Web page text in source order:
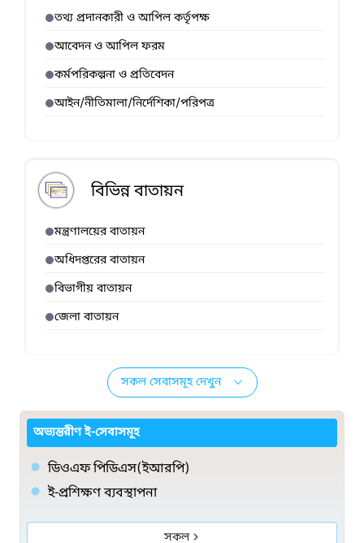
তথ্য প্রদানকারী ও আপিল কর্তৃপক্ষ
আবেদন ও আপিল ফরম
কর্মপরিকল্পনা ও প্রতিবেদন
আইন/নীতিমালা/নির্দেশিকা/পরিপত্র
বিভিন্ন বাতায়ন
মন্ত্রণালয়ের বাতায়ন
অধিদপ্তরের বাতায়ন
বিভাগীয় বাতায়ন
জেলা বাতায়ন
সকল সেবাসমূহ দেখুন
অভ্যন্তরীণ ই-সেবাসমূহ
ডিওএফ পিডিএস(ইআরপি)
ই-প্রশিক্ষণ ব্যবস্থাপনা
সকল